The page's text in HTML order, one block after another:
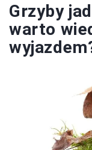
Grzyby
warto